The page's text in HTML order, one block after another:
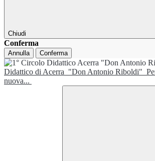
Chiudi
Conferma
Annulla Conferma
Didattico di Acerra "Don Antonio Riboldi"
nuova...